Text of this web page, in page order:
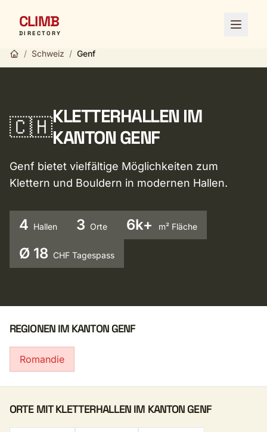
CLIMB
DIRECTORY Menü
/ Schweiz / Genf
🇨🇭KLETTERHALLEN IM
KANTON GENF
Genf bietet vielfältige Möglichkeiten zum
Klettern und Bouldern in modernen Hallen.
4 Hallen 3 Orte 6k+ m² Fläche
Ø 18 CHF Tagespass
REGIONEN IM KANTON GENF
Romandie
ORTE MIT KLETTERHALLEN IM KANTON GENF